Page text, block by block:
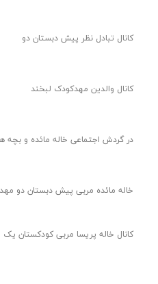
کانال تبادل نظر پیش دبستان دو
کانال والدین مهدکودک لبخند
در گردش اجتماعی خاله مائده و
خاله مائده مربی پیش دبستان دو
کانال خاله پریسا مربی کودکستان